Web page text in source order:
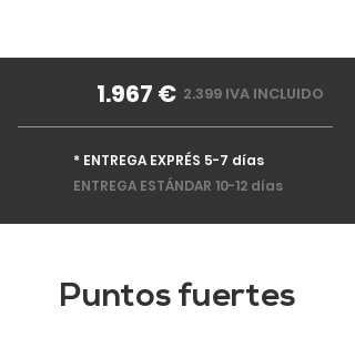
1.967 € 2.399 IVA INCLUIDO
* ENTREGA EXPRÉS 5-7 días
ENTREGA ESTÁNDAR 10-12 días
Puntos fuertes